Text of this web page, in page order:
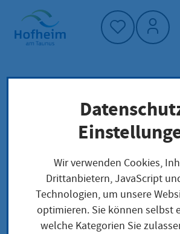
Startseite"
Dienstleistung-Finder
Lokale Anliegen
Erlaubnis zum Führen der
Medizinische Technologin für
Funktionsdiagnostik oder
Technologe für
Berufsqualifikation aus
Wir verwenden Cookies,
Drittanbietern, JavaScript
Technologien, um unsere
optimieren. Sie können selbst
welche Kategorien Sie